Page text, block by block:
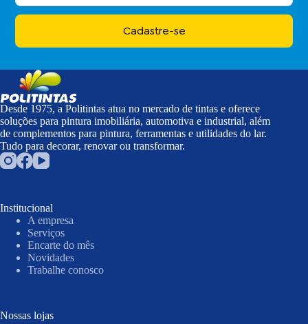
Cadastre-se
Desde 1975, a Politintas atua no mercado de tintas e oferece
soluções para pintura imobiliária, automotiva e industrial, além
de complementos para pintura, ferramentas e utilidades do lar.
Tudo para decorar, renovar ou transformar.
Institucional
A empresa
Serviços
Encarte do mês
Novidades
Trabalhe conosco
Nossas lojas